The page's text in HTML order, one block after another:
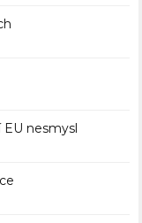
EU nesmysl